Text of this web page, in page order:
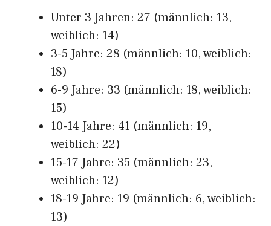
Unter 3 Jahren: 27 (männlich: 13,
weiblich: 14)
3-5 Jahre: 28 (männlich: 10, weiblich:
18)
6-9 Jahre: 33 (männlich: 18, weiblich:
15)
10-14 Jahre: 41 (männlich: 19,
weiblich: 22)
15-17 Jahre: 35 (männlich: 23,
weiblich: 12)
18-19 Jahre: 19 (männlich: 6, weiblich:
13)